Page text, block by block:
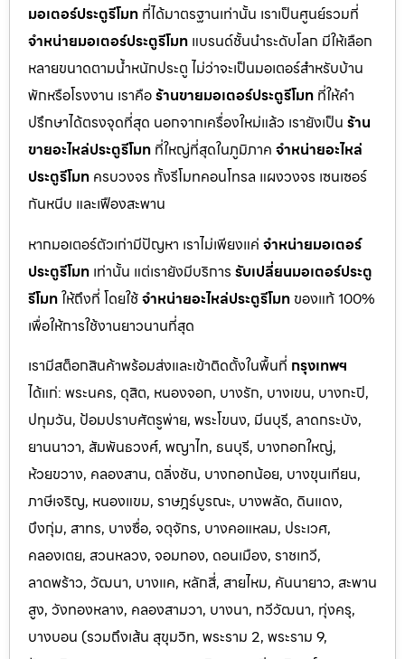
มอเตอร์ประตูรีโมท ที่ได้มาตรฐานเท่านั้น เราเป็นศูนย์รวมที่
จำหน่ายมอเตอร์ประตูรีโมท แบรนด์ชั้นนำระดับโลก มีให้เลือก
หลายขนาดตามน้ำหนักประตู ไม่ว่าจะเป็นมอเตอร์สำหรับบ้าน
พักหรือโรงงาน เราคือร้านขายมอเตอร์ประตูรีโมท ที่ให้คำ
ปรึกษาได้ตรงจุดที่สุด นอกจากเครื่องใหม่แล้ว เรายังเป็น ร้าน
ขายอะไหล่ประตูรีโมท ที่ใหญ่ที่สุดในภูมิภาค จำหน่ายอะไหล่
ประตูรีโมท ครบวงจร ทั้งรีโมทคอนโทรล แผงวงจร เซนเซอร์
กันหนีบ และเฟืองสะพาน
หากมอเตอร์ตัวเก่ามีปัญหา เราไม่เพียงแค่ จำหน่ายมอเตอร์
ประตูรีโมท เท่านั้น แต่เรายังมีบริการ รับเปลี่ยนมอเตอร์ประตู
รีโมทให้ถึงที่ โดยใช้จำหน่ายอะไหล่ประตูรีโมท ของแท้ 100%
เพื่อให้การใช้งานยาวนานที่สุด
เรามีสต็อกสินค้าพร้อมส่งและเข้าติดตั้งในพื้นที่ กรุงเทพฯ
ได้แก่: พระนคร, ดุสิต, หนองจอก, บางรัก, บางเขน, บางกะปิ,
ปทุมวัน, ป้อมปราบศัตรูพ่าย, พระโขนง, มีนบุรี, ลาดกระบัง,
ยานนาวา, สัมพันธวงศ์, พญาไท, ธนบุรี, บางกอกใหญ่,
ห้วยขวาง, คลองสาน, ตลิ่งชัน, บางกอกน้อย, บางขุนเทียน,
ภาษีเจริญ, หนองแขม, ราษฎร์บูรณะ, บางพลัด, ดินแดง,
บึงกุ่ม, สาทร, บางซื่อ, จตุจักร, บางคอแหลม, ประเวศ,
คลองเตย, สวนหลวง, จอมทอง, ดอนเมือง, ราชเทวี,
ลาดพร้าว, วัฒนา, บางแค, หลักสี่, สายไหม, คันนายาว, สะพาน
สูง, วังทองหลาง, คลองสามวา, บางนา, ทวีวัฒนา, ทุ่งครุ,
บางบอน (รวมถึงเส้น สุขุมวิท, พระราม 2, พระราม 9,